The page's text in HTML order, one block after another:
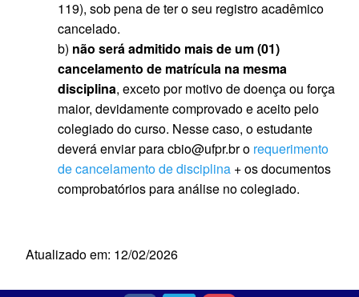
119), sob pena de ter o seu registro acadêmico
cancelado.
b) não será admitido mais de um (01)
cancelamento de matrícula na mesma
disciplina, exceto por motivo de doença ou força
maior, devidamente comprovado e aceito pelo
colegiado do curso. Nesse caso, o estudante
deverá enviar para cbio@ufpr.br o requerimento
de cancelamento de disciplina + os documentos
comprobatórios para análise no colegiado.
Atualizado em: 12/02/2026